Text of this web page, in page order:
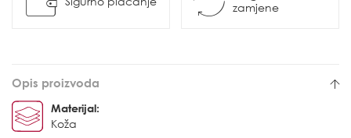
zamjene
Opis proizvoda
Materijal:
Koža